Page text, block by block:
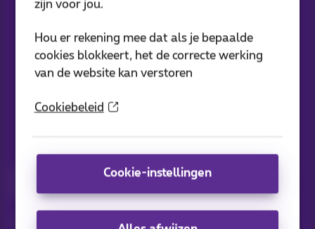
zijn voor jou.
Hou er rekening mee dat als je bepaalde
cookies blokkeert, het de correcte werking
van de website kan verstoren
Cookiebeleid
Cookie-instellingen
Onze applicaties
Ontdek de laatste infos, promoties of aanbiedingen heet van
Ja, ik ben benieuwd!